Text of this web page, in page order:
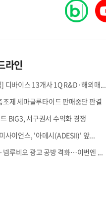
라인
디바이스 13개사 1Q R&D·해외매...
조제 세마글루타이드 판매중단 판결
BIG3, 서구권서 수익화 경쟁
사이언스, '아데시(ADESII)' 앞...
넴루비오 광고 공방 격화…이번엔 ...
원종원의 커튼 콜